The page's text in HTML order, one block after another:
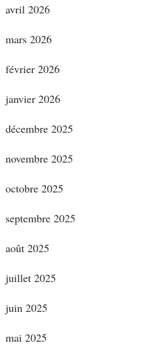
avril 2026
mars 2026
février 2026
janvier 2026
décembre 2025
novembre 2025
octobre 2025
septembre 2025
août 2025
juillet 2025
juin 2025
mai 2025